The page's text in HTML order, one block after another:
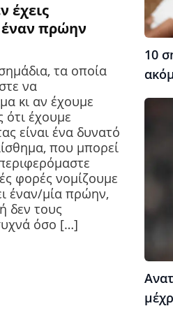
έχεις
έναν πρώην
τα οποία
να
κι αν έχουμε
ότι έχουμε
είναι ένα δυνατό
που μπορεί
φορές νομίζουμε
έναν/μία πρώην,
δεν τους
όσο […]
10